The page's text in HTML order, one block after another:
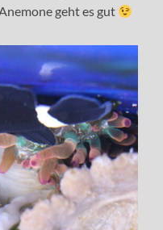
geht es gut